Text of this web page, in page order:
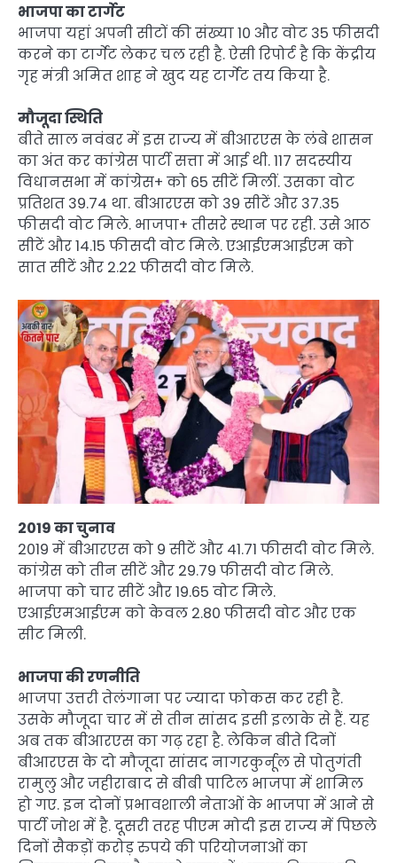
भाजपा का टार्गेट
भाजपा यहां अपनी सीटों की संख्या 10 और वोट 35 फीसदी
करने का टार्गेट लेकर चल रही है. ऐसी रिपोर्ट है कि केंद्रीय
गृह मंत्री अमित शाह ने खुद यह टार्गेट तय किया है.
मौजूदा स्थिति
बीते साल नवंबर में इस राज्य में बीआरएस के लंबे शासन
का अंत कर कांग्रेस पार्टी सत्ता में आई थी. 117 सदस्यीय
विधानसभा में कांग्रेस+ को 65 सीटें मिलीं. उसका वोट
प्रतिशत 39.74 था. बीआरएस को 39 सीटें और 37.35
फीसदी वोट मिले. भाजपा+ तीसरे स्थान पर रही. उसे आठ
सीटें और 14.15 फीसदी वोट मिले. एआईएमआईएम को
सात सीटें और 2.22 फीसदी वोट मिले.
2019 का चुनाव
2019 में बीआरएस को 9 सीटें और 41.71 फीसदी वोट मिले.
कांग्रेस को तीन सीटें और 29.79 फीसदी वोट मिले.
भाजपा को चार सीटें और 19.65 वोट मिले.
एआईएमआईएम को केवल 2.80 फीसदी वोट और एक
सीट मिली.
भाजपा की रणनीति
भाजपा उत्तरी तेलंगाना पर ज्यादा फोकस कर रही है.
उसके मौजूदा चार में से तीन सांसद इसी इलाके से हैं. यह
अब तक बीआरएस का गढ़ रहा है. लेकिन बीते दिनों
बीआरएस के दो मौजूदा सांसद नागरकुर्नूल से पोतुगंती
रामुलु और जहीराबाद से बीबी पाटिल भाजपा में शामिल
हो गए. इन दोनों प्रभावशाली नेताओं के भाजपा में आने से
पार्टी जोश में है. दूसरी तरह पीएम मोदी इस राज्य में पिछले
दिनों सैकड़ों करोड़ रुपये की परियोजनाओं का